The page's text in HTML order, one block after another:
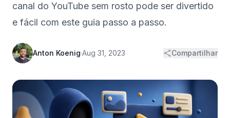
canal do YouTube sem rosto pode ser divertido
e fácil com este guia passo a passo.
Anton Koenig·Aug 31, 2023 Compartilhar